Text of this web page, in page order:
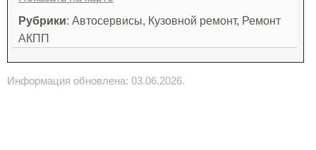
Рубрики: Автосервисы, Кузовной ремонт, Ремонт
АКПП
Информация обновлена: 03.06.2026.